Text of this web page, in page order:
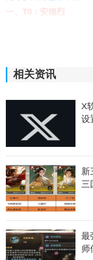
一、T0：安德烈
一步提升他的输出上限
2、他的攻击力速度特
多段伤害。
1、摇铃的技能能够造
2、玩家可以利用她攻
相关资讯
X
设
新
三
最
师